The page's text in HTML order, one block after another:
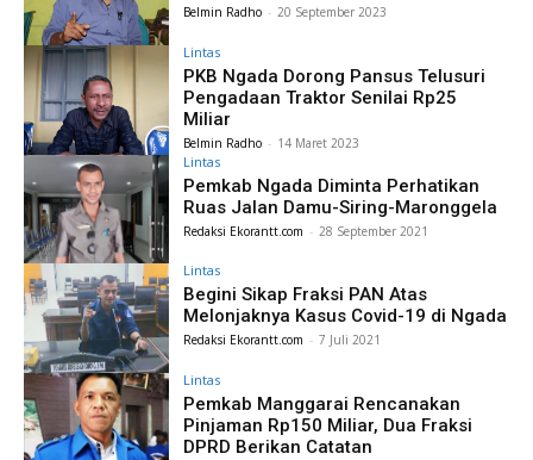
Belmin Radho - 20 September 2023
Lintas
PKB Ngada Dorong Pansus Telusuri
Pengadaan Traktor Senilai Rp25
Miliar
Belmin Radho - 14 Maret 2023
Lintas
Pemkab Ngada Diminta Perhatikan
Ruas Jalan Damu-Siring-Maronggela
Redaksi Ekorantt.com - 28 September 2021
Lintas
Begini Sikap Fraksi PAN Atas
Melonjaknya Kasus Covid-19 di Ngada
Redaksi Ekorantt.com - 7 Juli 2021
Lintas
Pemkab Manggarai Rencanakan
Pinjaman Rp150 Miliar, Dua Fraksi
DPRD Berikan Catatan